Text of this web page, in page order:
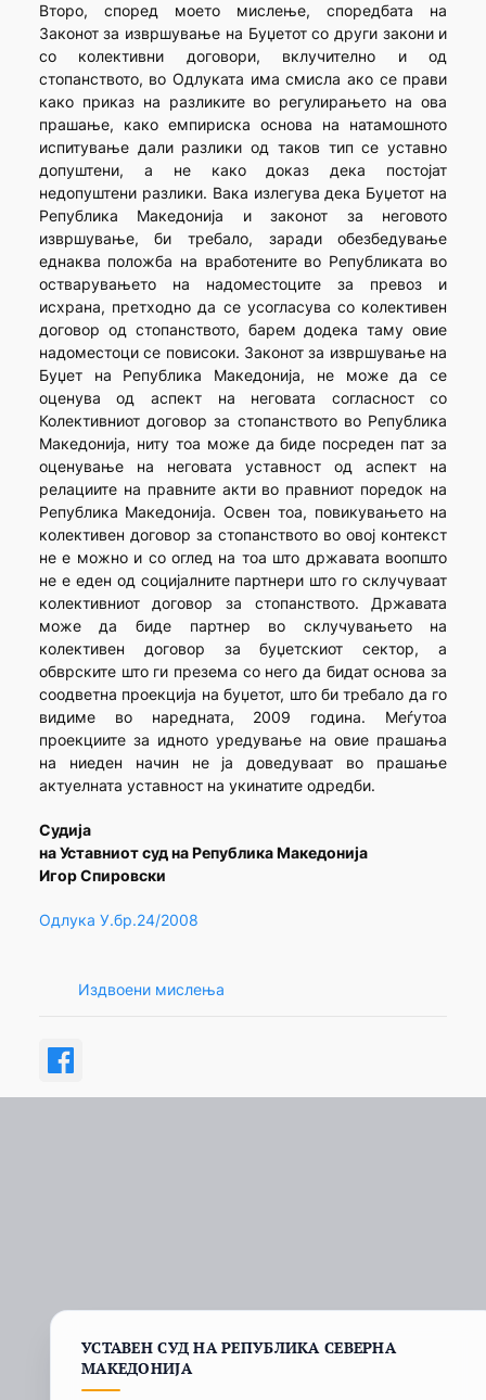
Второ, според моето мислење, споредбата на
Законот за извршување на Буџетот со други закони и
со колективни договори, вклучително и од
стопанството, во Одлуката има смисла ако се прави
како приказ на разликите во регулирањето на ова
прашање, како емпириска основа на натамошното
испитување дали разлики од таков тип се уставно
допуштени, а не како доказ дека постојат
недопуштени разлики. Вака излегува дека Буџетот на
Република Македонија и законот за неговото
извршување, би требало, заради обезбедување
еднаква положба на вработените во Републиката во
остварувањето на надоместоците за превоз и
исхрана, претходно да се усогласува со колективен
договор од стопанството, барем додека таму овие
надоместоци се повисоки. Законот за извршување на
Буџет на Република Македонија, не може да се
оценува од аспект на неговата согласност со
Колективниот договор за стопанството во Република
Македонија, ниту тоа може да биде посреден пат за
оценување на неговата уставност од аспект на
релациите на правните акти во правниот поредок на
Република Македонија. Освен тоа, повикувањето на
колективен договор за стопанството во овој контекст
не е можно и со оглед на тоа што државата воопшто
не е еден од социјалните партнери што го склучуваат
колективниот договор за стопанството. Државата
може да биде партнер во склучувањето на
колективен договор за буџетскиот сектор, а
обврските што ги презема со него да бидат основа за
соодветна проекција на буџетот, што би требало да го
видиме во наредната, 2009 година. Меѓутоа
проекциите за идното уредување на овие прашања
на ниеден начин не ја доведуваат во прашање
актуелната уставност на укинатите одредби.
Судија
на Уставниот суд на Република Македонија
Игор Спировски
Одлука У.бр.24/2008
Издвоени мислења
УСТАВЕН СУД НА РЕПУБЛИКА СЕВЕРНА
МАКЕДОНИЈА